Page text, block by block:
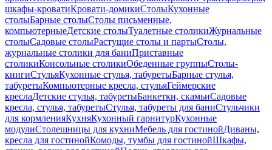
шкафы-кроватиКровати-домикиСтолыКухонные
столыБарные столыСтолы письменные,
компьютерныеДетские столыТуалетные столикиЖурнальные
столыСадовые столыРастущие столы и партыСтолы,
журнальные столики для баниПриставные
столикиКонсольные столикиОбеденные группыСтолы-
книгиСтульяКухонные стулья, табуретыБарные стулья,
табуретыКомпьютерные кресла, стульяГеймерские
креслаДетские стулья, табуретыБанкетки, скамьиСадовые
кресла, стулья, табуретыСтулья, табуреты для баниСтульчики
для кормленияКухняКухонный гарнитурКухонные
модулиСтолешницы для кухниМебель для гостинойДиваны,
кресла для гостинойКомоды, тумбы для гостинойШкафы,